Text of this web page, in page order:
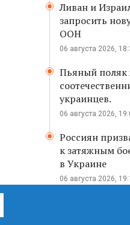
Ливан и
запросить
ООН
06 августа 2026,
Пьяный поляк
украинцев.
06 августа 2026,
Россиян
к затяжным
в Украине
06 августа 2026,